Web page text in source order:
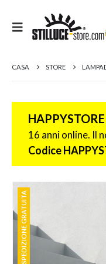
CASA STORE
HAPPYSTORE
16 anni online. Il
Codice
SPEDIZIONE GRATUITA
SPEDIZIONE GRATUITA